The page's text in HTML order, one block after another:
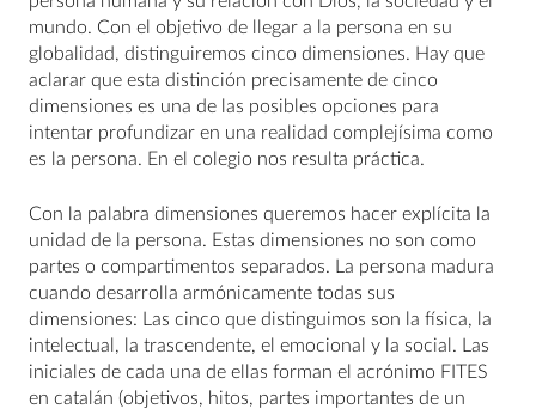
mundo. Con el objetivo de llegar a la persona en su
globalidad, distinguiremos cinco dimensiones. Hay que
aclarar que esta distinción precisamente de cinco
dimensiones es una de las posibles opciones para
intentar profundizar en una realidad complejísima como
es la persona. En el colegio nos resulta práctica.
Con la palabra dimensiones queremos hacer explícita la
unidad de la persona. Estas dimensiones no son como
partes o compartimentos separados. La persona madura
cuando desarrolla armónicamente todas sus
dimensiones: Las cinco que distinguimos son la física, la
intelectual, la trascendente, el emocional y la social. Las
iniciales de cada una de ellas forman el acrónimo FITES
en catalán (objetivos, hitos, partes importantes de un